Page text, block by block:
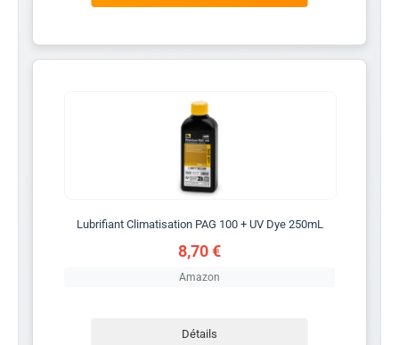
Lubrifiant Climatisation PAG 100 + UV Dye 250mL
8,70 €
Amazon
Détails